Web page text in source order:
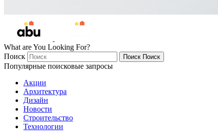
What are You Looking For?
Поиск
Поиск Поиск
Популярные поисковые запросы
Акции
Архитектура
Дизайн
Новости
Строительство
Технологии